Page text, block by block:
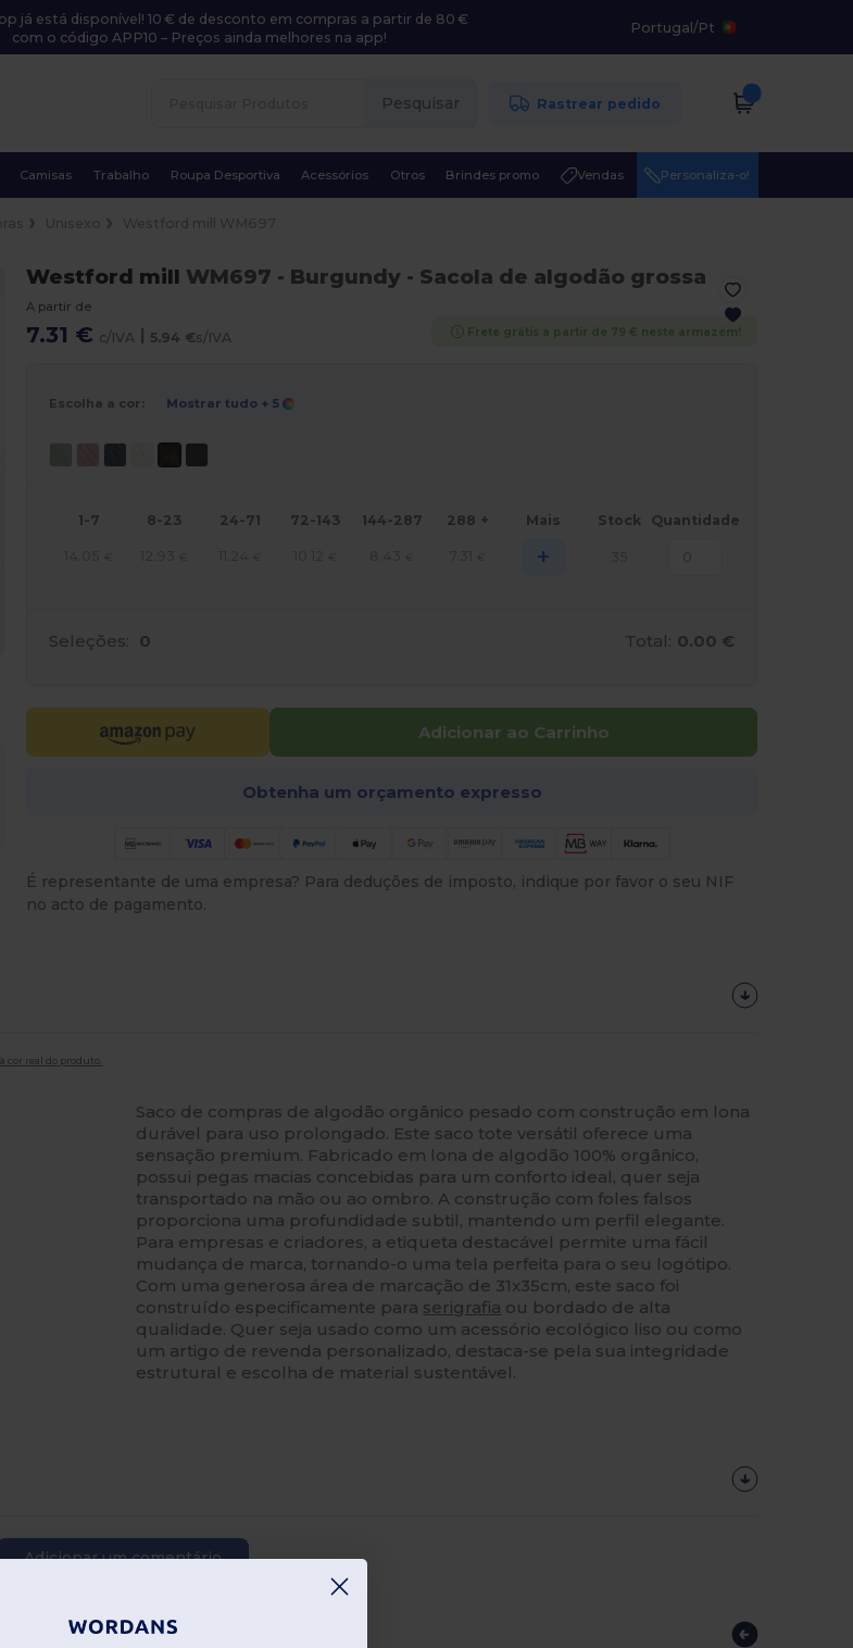
já está disponível! 10 € de desconto em compras a partir de 80 €
com o código APP10 – Preços ainda melhores na app!
Portugal/Pt
Pesquisar Rastrear pedido
Camisas Trabalho Roupa Desportiva Acessórios Otros Brindes promo Vendas Personaliza-o!
Westford mill WM697 - Burgundy- Sacola de algodão grossa
A partir de
7.31 € c/IVA | 5.94 €s/IVA Frete grátis a partir de 79 € neste armazém!
Escolha a cor: Mostrar tudo + 5
1-7 8-23 24-71 72-143 144-287 288 + Mais Stock Quantidade
+
Seleções: 0 Total: 0.00 €
Adicionar ao Carrinho
Obtenha um orçamento expresso
É representante de uma empresa? Para deduções de imposto, indique por favor o seu NIF
no acto de pagamento.
cor real do produto.
Saco de compras de algodão orgânico pesado com construção em lona
durável para uso prolongado. Este saco tote versátil oferece uma
sensação premium. Fabricado em lona de algodão 100% orgânico,
possui pegas macias concebidas para um conforto ideal, quer seja
transportado na mão ou ao ombro. A construção com foles falsos
proporciona uma profundidade subtil, mantendo um perfil elegante.
Para empresas e criadores, a etiqueta destacável permite uma fácil
mudança de marca, tornando-o uma tela perfeita para o seu logótipo.
Com uma generosa área de marcação de 31x35cm, este saco foi
construído especificamente para serigrafia ou bordado de alta
qualidade. Quer seja usado como um acessório ecológico liso ou como
um artigo de revenda personalizado, destaca-se pela sua integridade
estrutural e escolha de material sustentável.
Adicionar um comentário